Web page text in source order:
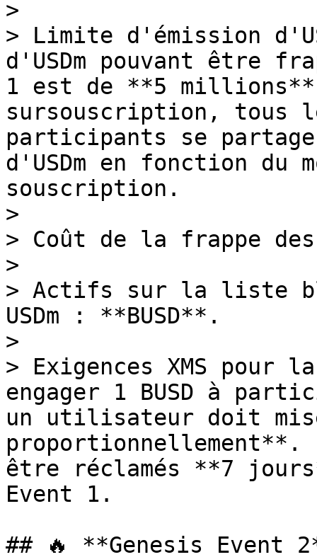
>
> Limite d'émission
d'USDm pouvant être
1 est de **5
sursouscription, tous
participants se
d'USDm en fonction du
souscription.
>
> Coût de la frappe des
>
> Actifs sur la liste
USDm : **BUSD**.
>
> Exigences XMS
engager 1 BUSD à
un utilisateur doit
proportionnellement**.
être réclamés **7
Event 1.
## 🔥 **Genesis Event